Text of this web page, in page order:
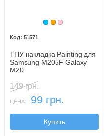
Голубой
Оранжевый
Розовый
51571
ТПУ накладка Painting для
Samsung M205F Galaxy
M20
149 грн.
ЦЕНА: 99 грн.
Купить